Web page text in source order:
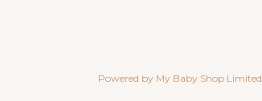
Powered by My Baby Shop Limited